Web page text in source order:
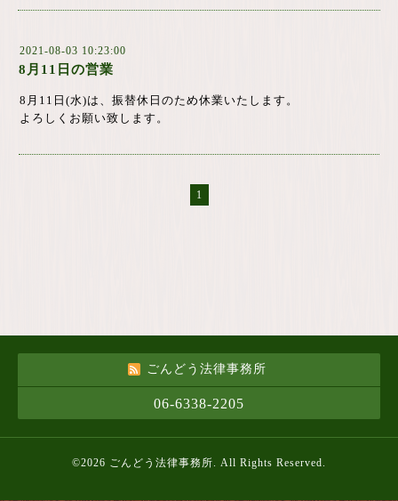
2021-08-03 10:23:00
8月11日の営業
8月11日(水)は、振替休日のため休業いたします。
よろしくお願い致します。
1
ごんどう法律事務所
06-6338-2205
©2026 ごんどう法律事務所. All Rights Reserved.